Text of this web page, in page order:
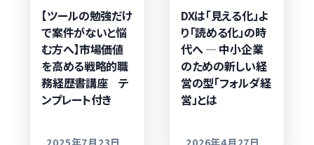
【ツールの勉強だけ
で案件がないと悩
む方へ】市場価値
を高める戦略的職
務経歴書講座 テ
ンプレート付き
2025年7月23日
DXは「見える化」よ
り「読める化」の時
代へ — 中小企業
のための新しい経
営の型「フォルダ経
営」とは
2026年4月27日